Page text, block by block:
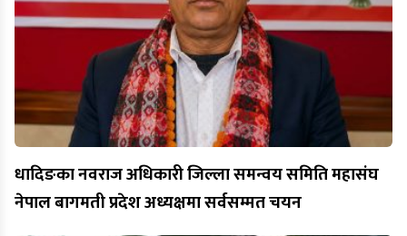
धादिङका नवराज अधिकारी जिल्ला समन्वय समिति महासंघ
नेपाल बागमती प्रदेश अध्यक्षमा सर्वसम्मत चयन